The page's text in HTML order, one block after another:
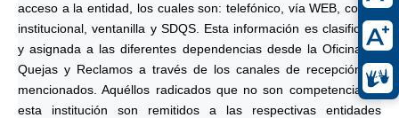
acceso a la entidad, los cuales son: telefónico, vía WEB, correo
institucional, ventanilla y SDQS. Esta información es clasificada
y asignada a las diferentes dependencias desde la Oficina de
Quejas y Reclamos a través de los canales de recepción ya
mencionados. Aquéllos radicados que no son competencia de
esta institución son remitidos a las respectivas entidades